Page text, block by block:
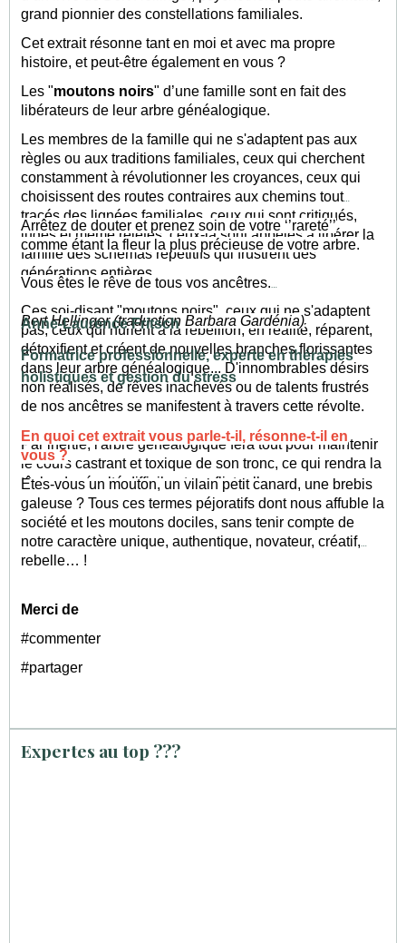
grand pionnier des constellations familiales.
Cet extrait résonne tant en moi et avec ma propre
histoire, et peut-être également en vous ?
Les "moutons noirs" d’une famille sont en fait des
libérateurs de leur arbre généalogique.
Les membres de la famille qui ne s'adaptent pas aux
règles ou aux traditions familiales, ceux qui cherchent
constamment à révolutionner les croyances, ceux qui
choisissent des routes contraires aux chemins tout
tracés des lignées familiales, ceux qui sont critiqués,
jugés et même rejetés, ceux-là sont appelés à libérer la
famille des schémas répétitifs qui frustrent des
générations entières.
Ces soi-disant "moutons noirs", ceux qui ne s'adaptent
pas, ceux qui hurlent à la rébellion, en réalité, réparent,
détoxifient et créent de nouvelles branches florissantes
dans leur arbre généalogique... D'innombrables désirs
non réalisés, de rêves inachevés ou de talents frustrés
de nos ancêtres se manifestent à travers cette révolte.
Par inertie, l'arbre généalogique fera tout pour maintenir
le cours castrant et toxique de son tronc, ce qui rendra la
tâche du révolté difficile et conflictuelle...
Arrêtez de douter et prenez soin de votre ‘’rareté’’
comme étant la fleur la plus précieuse de votre arbre.
Vous êtes le rêve de tous vos ancêtres.
Bert Hellinger (traduction Barbara Gardénia)
Anne-Laurence Fritsch
Formatrice professionnelle, experte en thérapies
holistiques et gestion du stress
En quoi cet extrait vous parle-t-il, résonne-t-il en
vous ?
Etes-vous un mouton, un vilain petit canard, une brebis
galeuse ? Tous ces termes péjoratifs dont nous affuble la
société et les moutons dociles, sans tenir compte de
notre caractère unique, authentique, novateur, créatif,
rebelle… !
Merci de
#commenter
#partager
Expertes au top ???